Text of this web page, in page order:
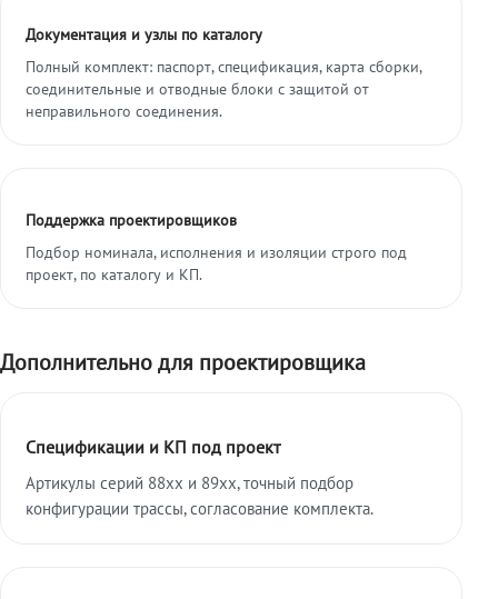
Документация и узлы по каталогу
Полный комплект: паспорт, спецификация, карта сборки,
соединительные и отводные блоки с защитой от
неправильного соединения.
Поддержка проектировщиков
Подбор номинала, исполнения и изоляции строго под
проект, по каталогу и КП.
Дополнительно для проектировщика
Спецификации и КП под проект
Артикулы серий 88xx и 89xx, точный подбор
конфигурации трассы, согласование комплекта.